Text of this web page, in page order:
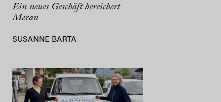
Ein neues Geschäft bereichert
Meran
SUSANNE BARTA